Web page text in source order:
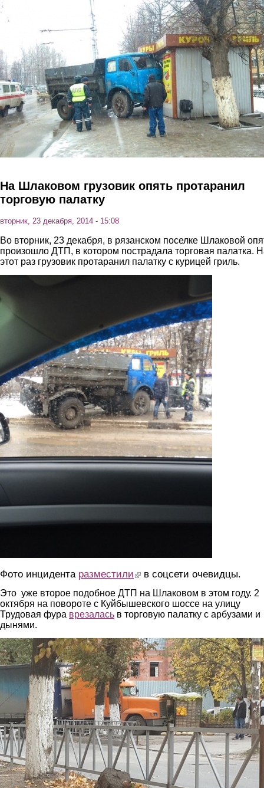
Перейти к основному содержанию
На Шлаковом грузовик опять протаранил
торговую палатку
вторник, 23 декабря, 2014 - 15:08
Во вторник, 23 декабря, в рязанском поселке Шлаковой
произошло ДТП, в котором пострадала торговая палатка.
этот раз грузовик протаранил палатку с курицей гриль.
Фото инцидента разместили (link is external)
в соцсети очевидцы.
Это уже второе подобное ДТП на Шлаковом в этом году. 2
октября на повороте с Куйбышевского шоссе на улицу
Трудовая фура врезалась в торговую палатку с арбузами и
дынями.
3.jpg